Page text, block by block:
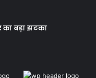
बड़ा झटका